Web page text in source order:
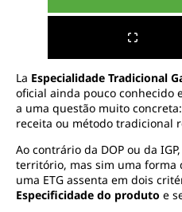
La Especialidade Tradicional
oficial ainda pouco conhecido
a uma questão muito
receita ou método tradicional
Ao contrário da DOP ou da
território, mas sim uma forma
uma ETG assenta em dois
Especificidade do produto e